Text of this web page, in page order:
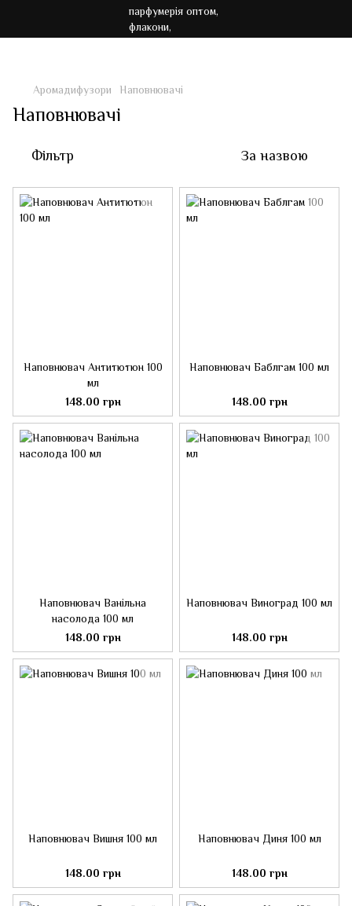
Аромадифузори Наповнювачі
Наповнювачі
Фільтр За назвою
Наповнювач Антитютюн 100
мл
148.00 грн
Наповнювач Баблгам 100 мл
148.00 грн
Наповнювач Ванільна
насолода 100 мл
148.00 грн
Наповнювач Виноград 100 мл
148.00 грн
Наповнювач Вишня 100 мл
148.00 грн
Наповнювач Диня 100 мл
148.00 грн